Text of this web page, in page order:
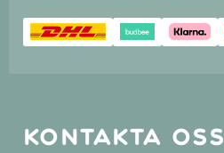
Kontakta oss